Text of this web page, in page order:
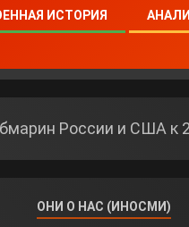
ИСТОРИЯ
России и США к
ОНИ О НАС (ИНОСМИ)